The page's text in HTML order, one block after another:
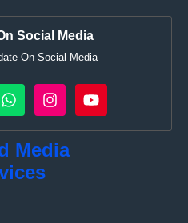
Social Media
On Social Media
Media